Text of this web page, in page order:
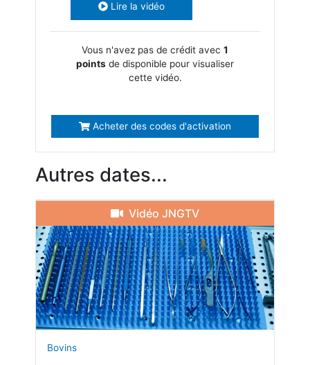
Lire la vidéo
Vous n'avez pas de crédit avec 1
points de disponible pour visualiser
cette vidéo.
Acheter des codes d'activation
Autres dates...
Vidéo JNGTV
Bovins